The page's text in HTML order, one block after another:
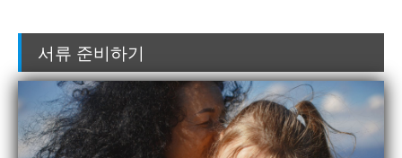
서류 준비하기